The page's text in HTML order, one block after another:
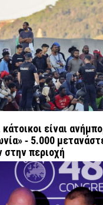
είναι
‑ 5.000
στην περιοχή